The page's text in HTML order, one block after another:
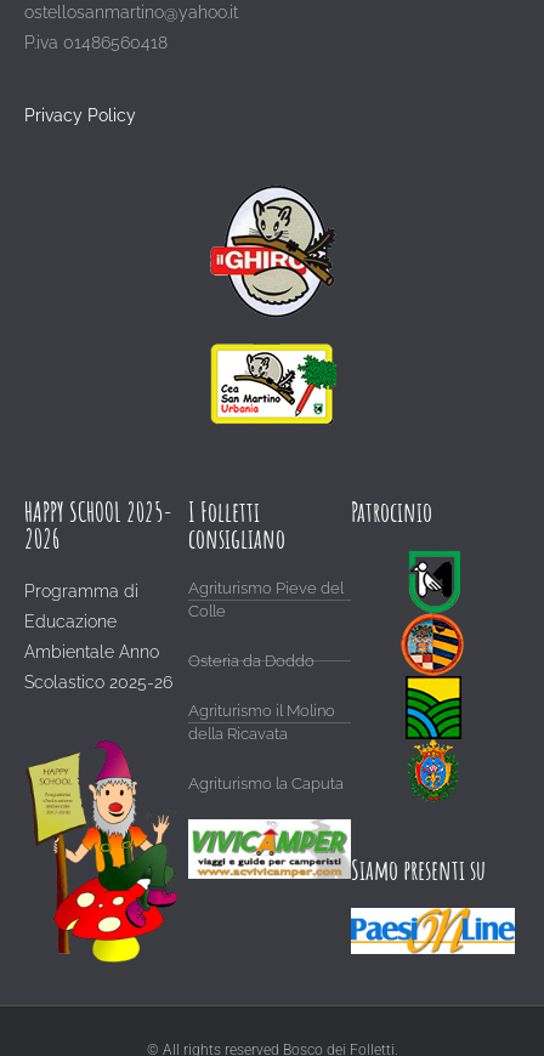
ostellosanmartino@yahoo.it
P.iva 01486560418
Privacy Policy
HAPPY SCHOOL 2025-
2026
Programma di
Educazione
Ambientale Anno
Scolastico 2025-26
I Folletti
consigliano
Agriturismo Pieve del
Colle
Osteria da Doddo
Agriturismo il Molino
della Ricavata
Agriturismo la Caputa
Patrocinio
Siamo presenti su
© All rights reserved Bosco dei Folletti.